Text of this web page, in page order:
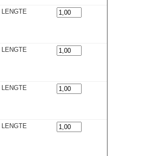
LENGTE
LENGTE
LENGTE
LENGTE